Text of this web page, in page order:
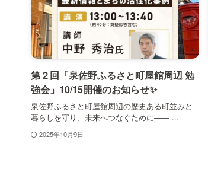
第２回「泉佐野ふるさと町屋館周辺 勉
強会」10/15開催のお知らせ✨
泉佐野ふるさと町屋館周辺の歴史ある町並みと
暮らしを守り、未来へつなぐために―― ...
2025年10月9日